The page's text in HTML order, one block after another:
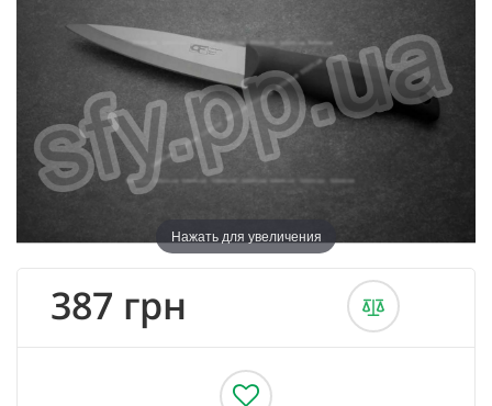
Нажать для увеличения
387 грн